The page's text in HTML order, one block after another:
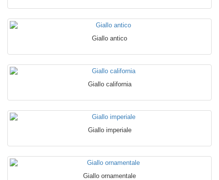
Giallo antico
Giallo california
Giallo imperiale
Giallo ornamentale